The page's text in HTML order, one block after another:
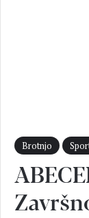
Brotnjo